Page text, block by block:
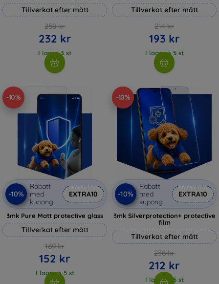
Tillverkat efter mått
258 kr
232 kr
I lager 3 st
Tillverkat efter mått
214 kr
193 kr
I lager > 5 st
-10%
-10%
Rabatt
med
kupong
EXTRA10
3mk Pure Matt protective glass
Tillverkat efter mått
169 kr
152 kr
I lager > 5 st
-10%
-10%
Rabatt
med
kupong
EXTRA10
3mk Silverprotection+ protective
film
Tillverkat efter mått
236 kr
212 kr
I lager > 5 st